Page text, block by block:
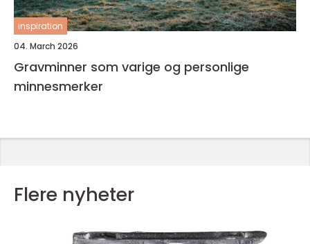
inspiration
04. March 2026
Gravminner som varige og personlige
minnesmerker
Flere nyheter